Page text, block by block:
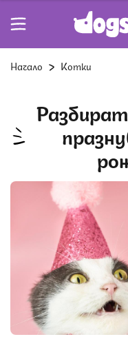
Начало Котки
Разбират ли котките, че